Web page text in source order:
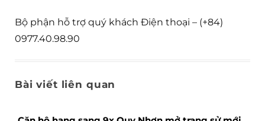
Bộ phận hỗ trợ quý khách Điện thoại – (+84)
0977.40.98.90
Bài viết liên quan